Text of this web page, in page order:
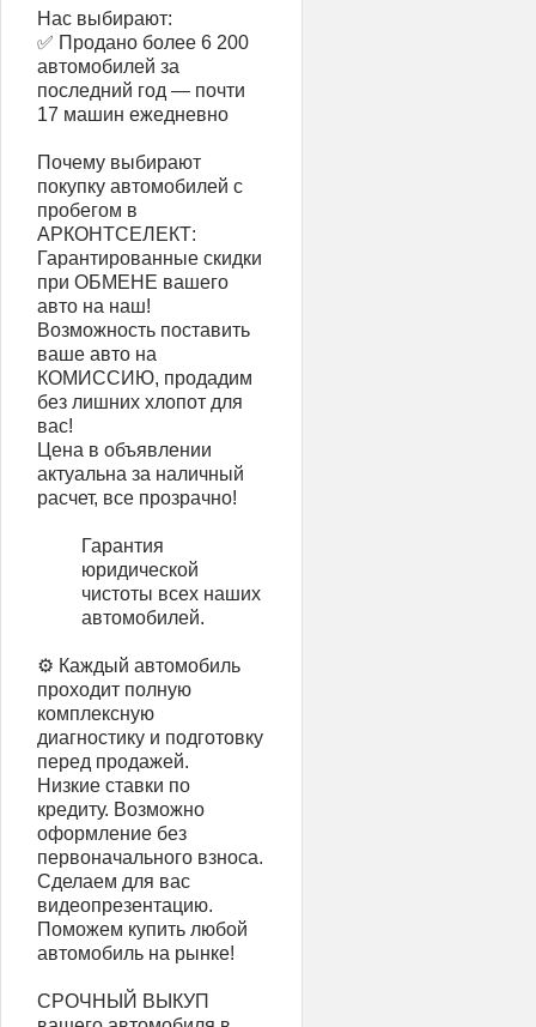
Нас выбирают:
✅ Продано более 6 200
автомобилей за
последний год — почти
17 машин ежедневно
Почему выбирают
покупку автомобилей с
пробегом в
АРКОНТСЕЛЕКТ:
Гарантированные скидки
при ОБМЕНЕ вашего
авто на наш!
Возможность поставить
ваше авто на
КОМИССИЮ, продадим
без лишних хлопот для
вас!
Цена в объявлении
актуальна за наличный
расчет, все прозрачно!
Гарантия
юридической
чистоты всех наших
автомобилей.
⚙️ Каждый автомобиль
проходит полную
комплексную
диагностику и подготовку
перед продажей.
Низкие ставки по
кредиту. Возможно
оформление без
первоначального взноса.
Сделаем для вас
видеопрезентацию.
Поможем купить любой
автомобиль на рынке!
СРОЧНЫЙ ВЫКУП